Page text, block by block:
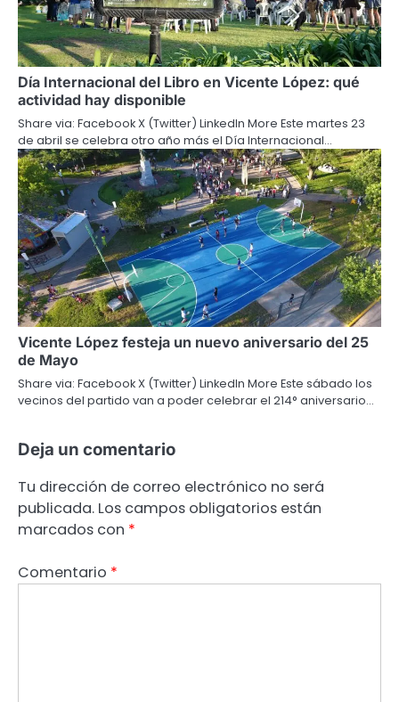
Día Internacional del Libro en Vicente López: qué
actividad hay disponible
Share via: Facebook X (Twitter) LinkedIn More Este martes 23
de abril se celebra otro año más el Día Internacional…
Vicente López festeja un nuevo aniversario del 25
de Mayo
Share via: Facebook X (Twitter) LinkedIn More Este sábado los
vecinos del partido van a poder celebrar el 214° aniversario…
Deja un comentario
Tu dirección de correo electrónico no será
publicada. Los campos obligatorios están
marcados con *
Comentario *